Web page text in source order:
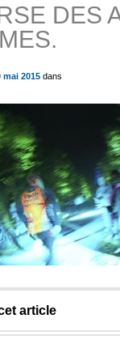
DES
mai 2015 dans
article